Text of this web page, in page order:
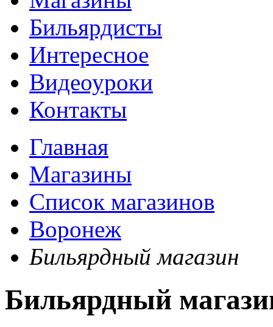
Бильярдисты
Интересное
Видеоуроки
Контакты
Главная
Магазины
Список магазинов
Воронеж
Бильярдный магазин
Бильярдный